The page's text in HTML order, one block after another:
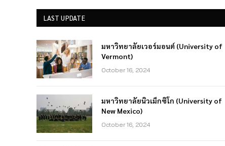
LAST UPDATE
มหาวิทยาลัยเวอร์มอนต์ (University of
Vermont)
October 16, 2024
มหาวิทยาลัยนิวเม็กซิโก (University of
New Mexico)
October 16, 2024